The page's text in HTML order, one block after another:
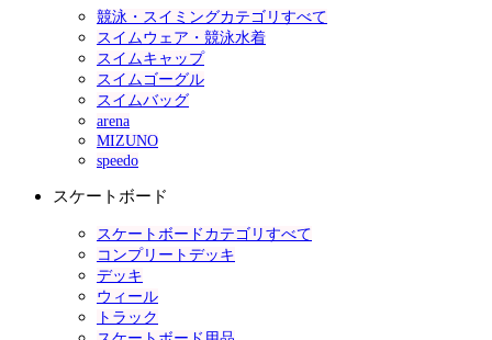
競泳・スイミングカテゴリすべて
スイムウェア・競泳水着
スイムキャップ
スイムゴーグル
スイムバッグ
arena
MIZUNO
speedo
スケートボード
スケートボードカテゴリすべて
コンプリートデッキ
デッキ
ウィール
トラック